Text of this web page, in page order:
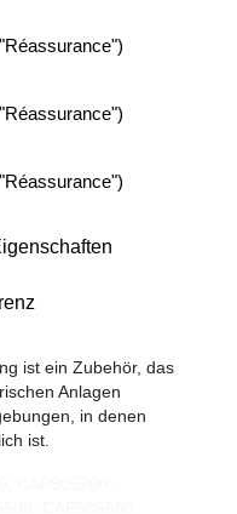
ist ein Zubehör, das
Anlagen
in denen
ist.